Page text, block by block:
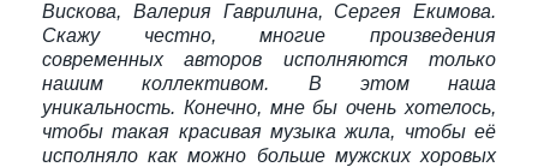
Вискова, Валерия Гаврилина, Сергея Екимова.
Скажу честно, многие произведения
современных авторов исполняются только
нашим коллективом. В этом наша
уникальность. Конечно, мне бы очень хотелось,
чтобы такая красивая музыка жила, чтобы её
исполняло как можно больше мужских хоровых